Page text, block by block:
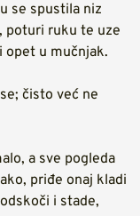
se spustila niz
poturi ruku te uze
opet u mučnjak.
čisto već ne
a sve pogleda
priđe onaj kladi
i stade,